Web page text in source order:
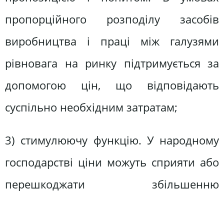
пропорційного розподілу засобів
виробництва і праці між галузями
рівновага на ринку підтримується за
допомогою цін, що відповідають
суспільно необхідним затратам;
3) стимулюючу функцію. У народному
господарстві ціни можуть сприяти або
перешкоджати збільшенню